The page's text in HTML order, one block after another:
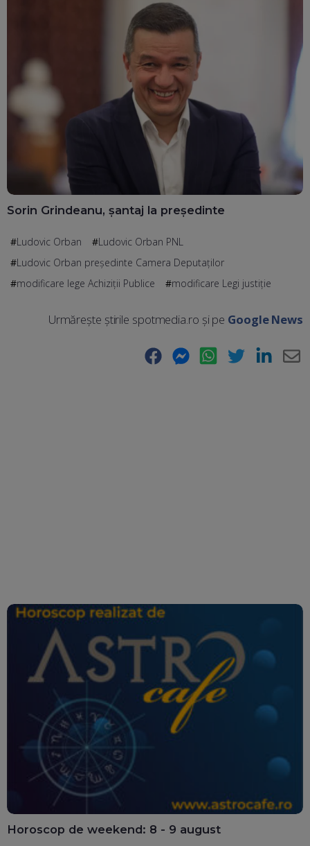
Sorin Grindeanu, șantaj la președinte
Ludovic Orban
Ludovic Orban PNL
Ludovic Orban președinte Camera Deputaților
modificare lege Achiziții Publice
modificare Legi justiție
Urmărește știrile spotmedia.ro și pe Google News
Facebook Messenger WhatsApp Twitter LinkedIn
Horoscop de weekend: 8 - 9 august